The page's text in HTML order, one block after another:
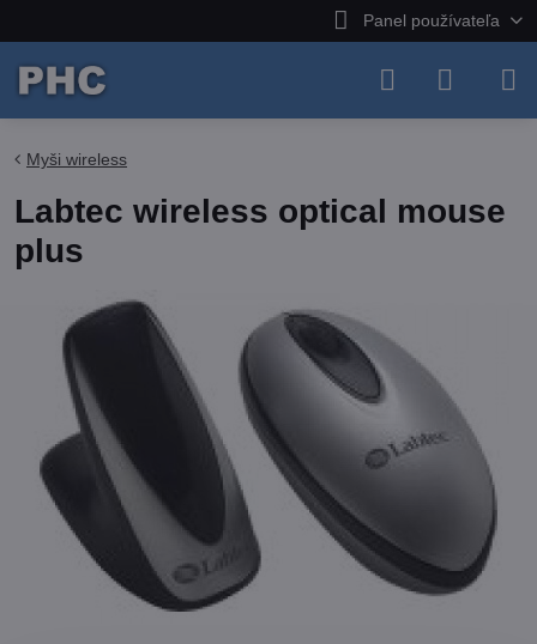
Panel používateľa
Myši wireless
Labtec wireless optical mouse
plus